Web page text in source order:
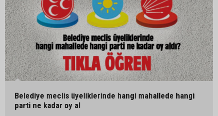
Belediye meclis üyeliklerinde hangi mahallede hangi
parti ne kadar oy al